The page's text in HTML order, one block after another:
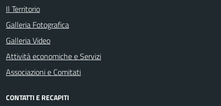
Il Territorio
Galleria Fotografica
Galleria Video
Attività economiche e Servizi
Associazioni e Comitati
CONTATTI E RECAPITI